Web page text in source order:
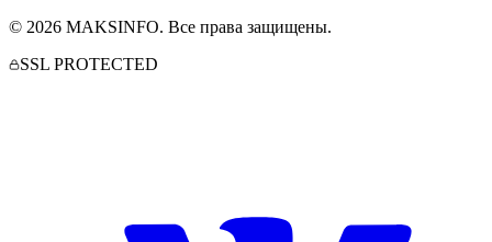
© 2026 MAKSINFO. Все права защищены.
SSL PROTECTED